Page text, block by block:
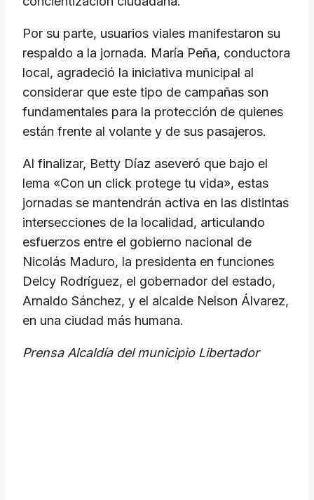
Por su parte, usuarios viales manifestaron su
respaldo a la jornada. María Peña, conductora
local, agradeció la iniciativa municipal al
considerar que este tipo de campañas son
fundamentales para la protección de quienes
están frente al volante y de sus pasajeros.
Al finalizar, Betty Díaz aseveró que bajo el
lema «Con un click protege tu vida», estas
jornadas se mantendrán activa en las distintas
intersecciones de la localidad, articulando
esfuerzos entre el gobierno nacional de
Nicolás Maduro, la presidenta en funciones
Delcy Rodríguez, el gobernador del estado,
Arnaldo Sánchez, y el alcalde Nelson Álvarez,
en una ciudad más humana.
Prensa Alcaldía del municipio Libertador